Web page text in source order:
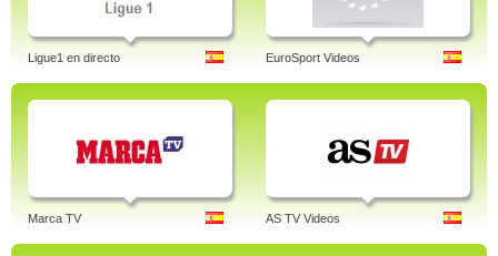
Ligue1 en directo EuroSport Videos
Marca TV AS TV Videos